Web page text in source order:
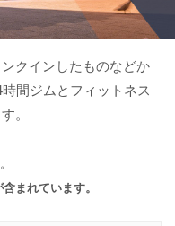
クインしたものなどか
間ジムとフィットネス
。
まれています。